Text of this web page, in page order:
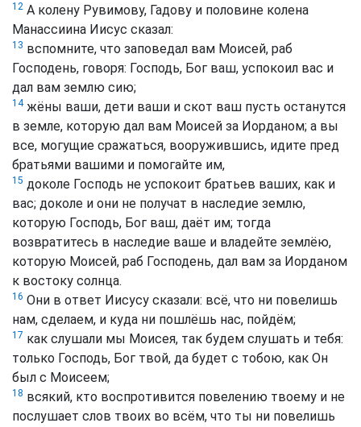
12 А колену Рувимову, Гадову и половине колена
Манассиина Иисус сказал:
13 вспомните, что заповедал вам Моисей, раб
Господень, говоря: Господь, Бог ваш, успокоил вас и
дал вам землю сию;
14жёны ваши, дети ваши и скот ваш пусть останутся
в земле, которую дал вам Моисей за Иорданом; а вы
все, могущие сражаться, вооружившись, идите пред
братьями вашими и помогайте им,
15 доколе Господь не успокоит братьев ваших, как и
вас; доколе и они не получат в наследие землю,
которую Господь, Бог ваш, даёт им; тогда
возвратитесь в наследие ваше и владейте землёю,
которую Моисей, раб Господень, дал вам за Иорданом
к востоку солнца.
16 Они в ответ Иисусу сказали: всё, что ни повелишь
нам, сделаем, и куда ни пошлёшь нас, пойдём;
17 как слушали мы Моисея, так будем слушать и тебя:
только Господь, Бог твой, да будет с тобою, как Он
был с Моисеем;
18 всякий, кто воспротивится повелению твоему и не
послушает слов твоих во всём, что ты ни повелишь